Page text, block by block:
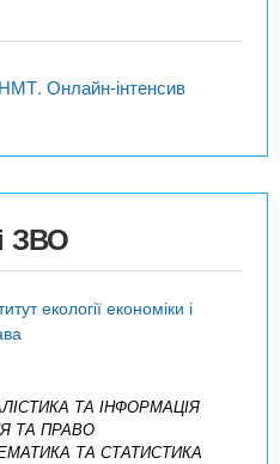
Онлайн-інтенсив
ЗВО
екології економіки і
ТА ІНФОРМАЦІЯ
ТА ПРАВО
ТА СТАТИСТИКА